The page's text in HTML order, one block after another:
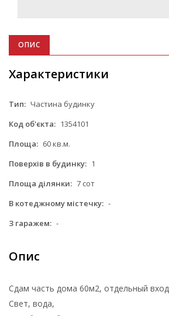
ОПИС
Характеристики
Тип: Частина будинку
Код об'єкта: 1354101
Площа: 60 кв.м.
Поверхів в будинку: 1
Площа ділянки: 7 сот
В котеджному містечку: -
З гаражем: -
Опис
Сдам часть дома 60м2, отдельный вход
Свет, вода,